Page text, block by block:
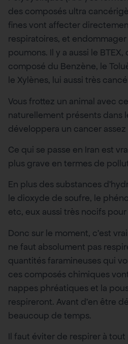
des composés ultra
fines vont affecter
respiratoires, et
poumons. Il y a aussi le
composé du Benzène, le
le Xylènes, lui aussi très
Vous frottez un animal avec
naturellement présents dans
développera un cancer
Ce qui se passe en Iran est
plus grave en termes de
En plus des substances
le dioxyde de soufre, le
etc, eux aussi très nocifs pour
Donc sur le moment, c’est
ne faut absolument pas
quantités faramineuses qui
ces composés chimiques
nappes phréatiques et la
respireront. Avant d’en être
beaucoup de temps.
Il faut éviter de respirer à tout